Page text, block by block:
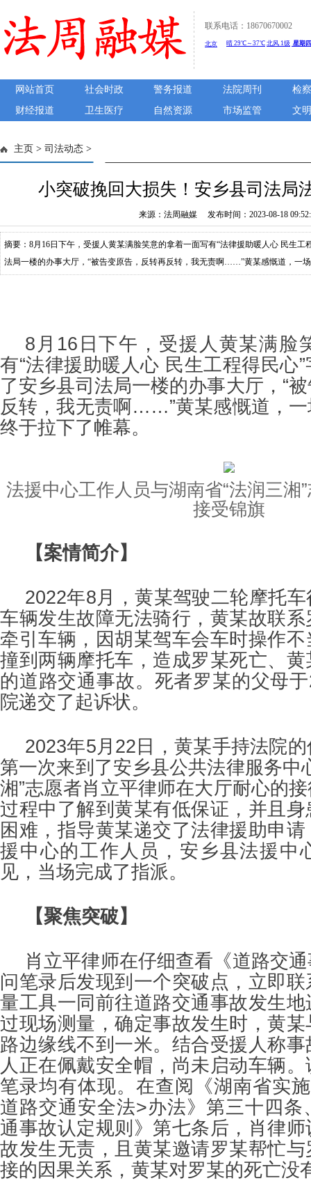
联系电话：18670670002
网站首页 社会时政 警务报道 法院周刊
检
财经报道
卫生医疗 自然资源 市场监管 文
主页 > 司法动态 >
小突破挽回大损失！安乡县司法局
来源：法周融媒 发布时间：2023-08-18
摘要：8月16日下午，受援人黄某满脸笑意的拿着一面写有“法律援助暖人心 民生工
法局一楼的办事大厅，“被告变原告，反转再反转，我无责啊……”黄某感慨道，一
8月16日下午，受援人黄某满脸
有“法律援助暖人心 民生工程得民心
了安乡县司法局一楼的办事大厅，“
反转，我无责啊……”黄某感慨道，
终于拉下了帷幕。
法援中心工作人员与湖南省“法润三湘
接受锦旗
【案情简介】
2022年8月，黄某驾驶二轮摩托
车辆发生故障无法骑行，黄某故联
牵引车辆，因胡某驾车会车时操作
撞到两辆摩托车，造成罗某死亡、
的道路交通事故。死者罗某的父母
院递交了起诉状。
2023年5月22日，黄某手持法院
第一次来到了安乡县公共法律服务中
湘”志愿者肖立平律师在大厅耐心的
过程中了解到黄某有低保证，并且
困难，指导黄某递交了法律援助申
援中心的工作人员，安乡县法援中
见，当场完成了指派。
【聚焦突破】
肖立平律师在仔细查看《道路交
问笔录后发现到一个突破点，立即
量工具一同前往道路交通事故发生
过现场测量，确定事故发生时，黄
路边缘线不到一米。结合受援人称
人正在佩戴安全帽，尚未启动车辆
笔录均有体现。在查阅《湖南省实
道路交通安全法>办法》第三十四条
通事故认定规则》第七条后，肖律
故发生无责，且黄某邀请罗某帮忙
接的因果关系，黄某对罗某的死亡没